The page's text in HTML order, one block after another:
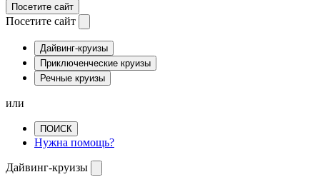
Посетите сайт
Посетите сайт
Дайвинг-круизы
Приключенческие круизы
Речные круизы
или
ПОИСК
Нужна помощь?
Дайвинг-круизы